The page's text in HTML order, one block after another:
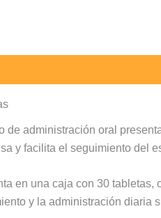
de administración oral
y facilita el seguimiento del
en una caja con 30
y la administración diaria